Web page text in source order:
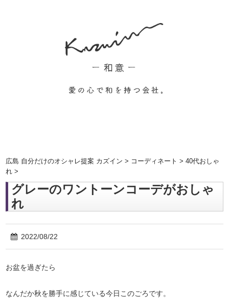
広島 自分だけのオシャレ提案 カズイン > コーディネート >40代おしゃ
れ >
グレーのワントーンコーデがおしゃ
れ
2022/08/22
お盆を過ぎたら
なんだか秋を勝手に感じている今日このごろです。